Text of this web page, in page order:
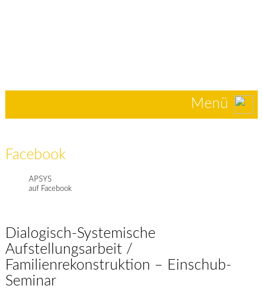
Menü
Facebook
APSYS
auf Facebook
Dialogisch-Systemische
Aufstellungsarbeit /
Familienrekonstruktion – Einschub-
Seminar